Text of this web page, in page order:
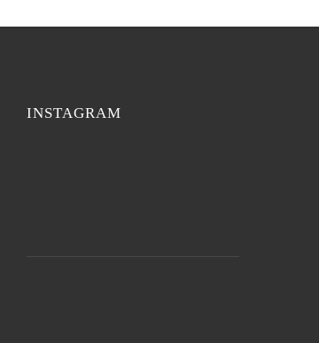
INSTAGRAM